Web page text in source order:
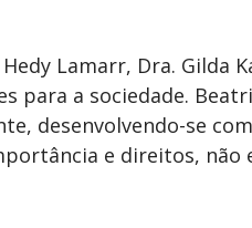
Lamarr, Dra. Gilda
para a sociedade.
desenvolvendo-se
e direitos, não